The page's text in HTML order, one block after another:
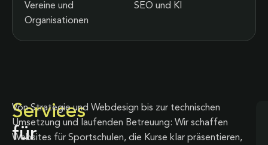
Vereine und
Organisationen
SEO und KI
Services
für
Von Strategie und Webdesign bis zur technischen
Umsetzung und laufenden Betreuung: Wir schaffen
Websites für Sportschulen, die Kurse klar präsentieren,